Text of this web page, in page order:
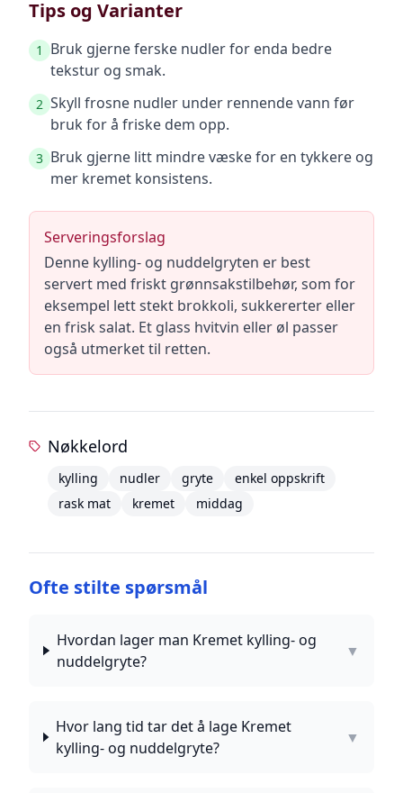
Tips og Varianter
1
Bruk gjerne ferske nudler for enda bedre
tekstur og smak.
2 Skyll frosne nudler under rennende vann før
bruk for å friske dem opp.
3 Bruk gjerne litt mindre væske for en tykkere og
mer kremet konsistens.
Serveringsforslag
Denne kylling- og nuddelgryten er best
servert med friskt grønnsakstilbehør, som for
eksempel lett stekt brokkoli, sukkererter eller
en frisk salat. Et glass hvitvin eller øl passer
også utmerket til retten.
Nøkkelord
kylling nudler gryte
enkel oppskrift
rask mat
kremet middag
Ofte stilte spørsmål
Hvordan lager man Kremet kylling- og
nuddelgryte?
▼
Hvor lang tid tar det å lage Kremet
kylling- og nuddelgryte?
▼